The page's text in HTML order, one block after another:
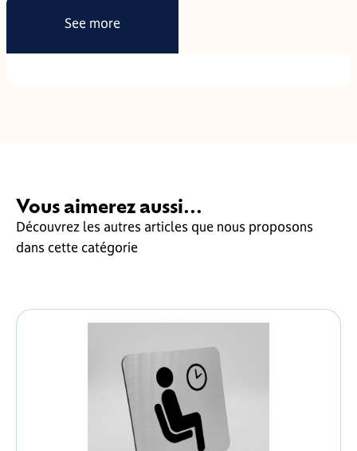
See more
Vous aimerez aussi...
Découvrez les autres articles que nous proposons
dans cette catégorie